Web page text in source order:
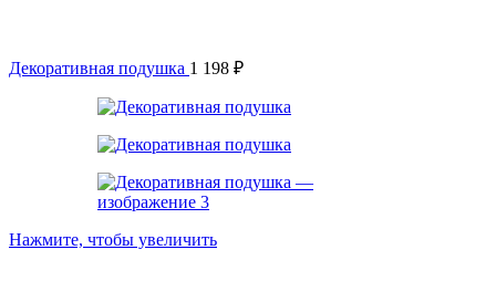
Декоративная подушка 1 198 ₽
Нажмите, чтобы увеличить